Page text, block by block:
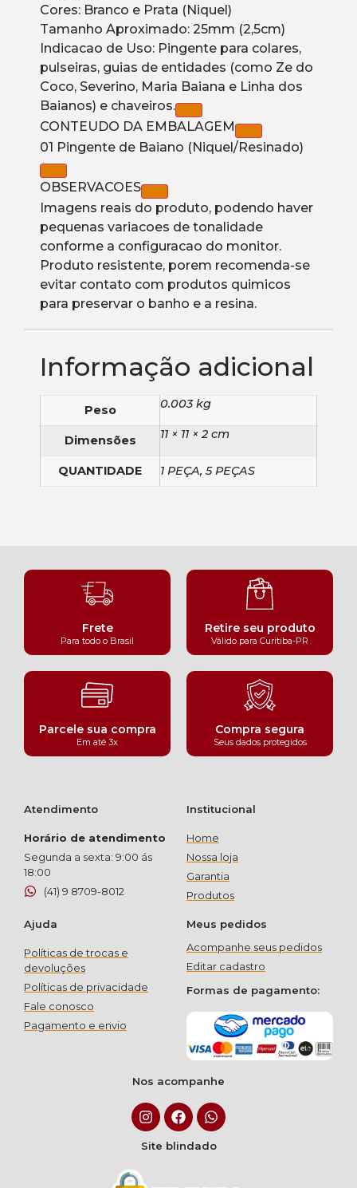
Cores: Branco e Prata (Niquel)
Tamanho Aproximado: 25mm (2,5cm)
Indicacao de Uso: Pingente para colares,
pulseiras, guias de entidades (como Ze do
Coco, Severino, Maria Baiana e Linha dos
Baianos) e chaveiros.
CONTEUDO DA EMBALAGEM
01 Pingente de Baiano (Niquel/Resinado)
OBSERVACOES
Imagens reais do produto, podendo haver
pequenas variacoes de tonalidade
conforme a configuracao do monitor.
Produto resistente, porem recomenda-se
evitar contato com produtos quimicos
para preservar o banho e a resina.
Informação adicional
Peso 0.003 kg
Dimensões 11 × 11 × 2 cm
QUANTIDADE 1 PEÇA, 5 PEÇAS
Frete
Para todo o Brasil
Retire seu produto
Válido para Curitiba-PR
Parcele sua compra
Em até 3x
Compra segura
Seus dados protegidos
Atendimento
Horário de atendimento
Segunda a sexta: 9:00 ás
18:00
(41) 9 8709-8012
Institucional
Home
Nossa loja
Garantia
Produtos
Ajuda
Políticas de trocas e
devoluções
Políticas de privacidade
Fale conosco
Pagamento e envio
Meus pedidos
Acompanhe seus pedidos
Editar cadastro
Formas de pagamento:
Nos acompanhe
Site blindado